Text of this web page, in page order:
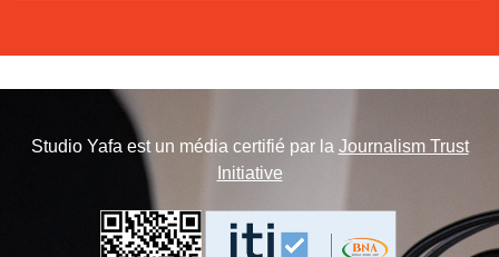
Studio Yafa est un média certifié par la Journalism Trust
Initiative